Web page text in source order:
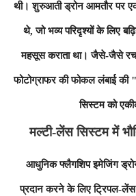
थी। शुरुआती ड्रोन आमतौर पर
थे, जो भव्य परिदृश्यों के लिए
महसूस कराता था। जैसे-जैसे
फोटोग्राफर की फोकल लंबाई की
सिस्टम को
मल्टी-लेंस सिस्टम में
आधुनिक फ्लैगशिप इमेजिंग
प्रदान करने के लिए ट्रिपल-लेंस